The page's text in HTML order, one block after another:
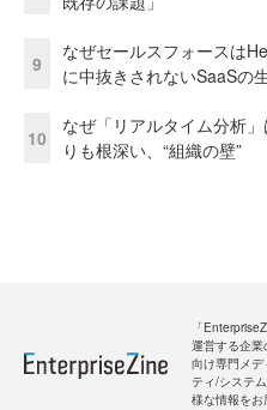
9
なぜセールスフォースは
に中抜きされないSaaSの
10
なぜ「リアルタイム分析
りも根深い、“組織の壁”
「
運営する企
向け専門メデ
ティ/システ
様な情報をお